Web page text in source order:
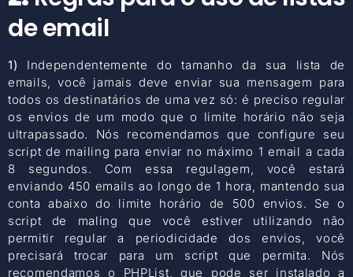
de email
1) Independentemente do tamanho da sua lista de
emails, você jamais deve enviar sua mensagem para
todos os destinatários de uma vez só: é preciso regular
os envios de um modo que o limite horário não seja
ultrapassado. Nós recomendamos que configure seu
script de mailing para enviar no máximo 1 email a cada
8 segundos. Com essa regulagem, você estará
enviando 450 emails ao longo de 1 hora, mantendo sua
conta abaixo do limite horário de 500 envios. Se o
script de maling que você estiver utilizando não
permitir regular a periodicidade dos envios, você
precisará trocar para um script que permita. Nós
recomendamos o PHPList, que pode ser instalado a